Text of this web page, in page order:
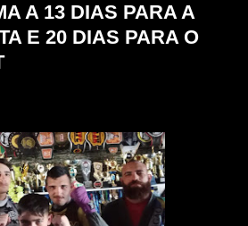
A 13 DIAS PARA A
E 20 DIAS PARA O